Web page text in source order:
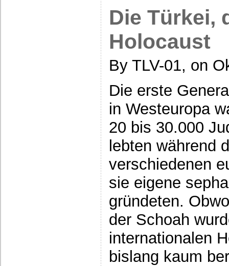
Die Türkei,
Holocaust
By TLV-01, on
Die erste
in Westeuropa
20 bis 30.000
lebten während
verschiedenen
sie eigene
gründeten.
der Schoah
internationalen
bislang kaum